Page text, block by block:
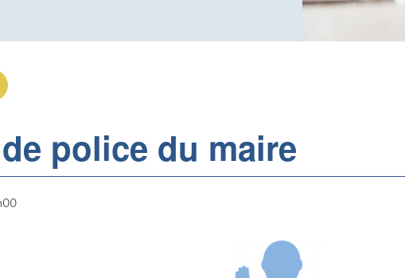
police du maire